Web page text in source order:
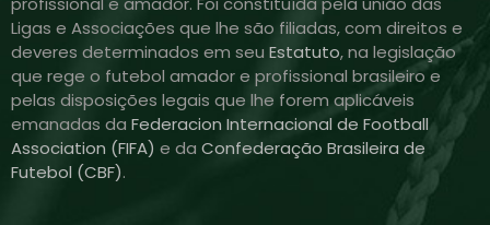
Ligas e Associações que lhe são filiadas, com direitos e
deveres determinados em seu Estatuto, na legislação
que rege o futebol amador e profissional brasileiro e
pelas disposições legais que lhe forem aplicáveis
emanadas da Federacion Internacional de Football
Association (FIFA) e da Confederação Brasileira de
Futebol (CBF).